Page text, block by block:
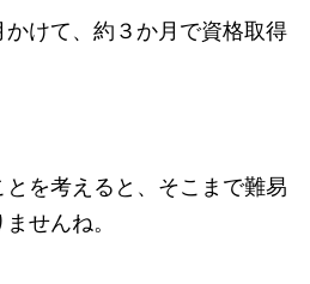
けて、約３か月で資格取得
とを考えると、そこまで難易
せんね。